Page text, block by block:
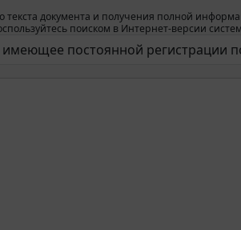
текста документа и получения полной
поиском в Интернет-версии